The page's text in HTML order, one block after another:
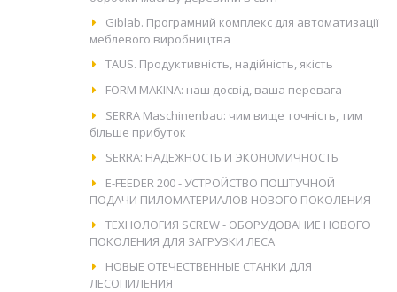
Giblab. Програмний комплекс для автоматизації
меблевого виробництва
TAUS. Продуктивність, надійність, якість
FORM MAKINA: наш досвід, ваша перевага
SERRA Maschinenbau: чим вище точність, тим
більше прибуток
SERRA: НАДЕЖНОСТЬ И ЭКОНОМИЧНОСТЬ
E-FEEDER 200 - УСТРОЙСТВО ПОШТУЧНОЙ
ПОДАЧИ ПИЛОМАТЕРИАЛОВ НОВОГО ПОКОЛЕНИЯ
ТЕХНОЛОГИЯ SCREW - ОБОРУДОВАНИЕ НОВОГО
ПОКОЛЕНИЯ ДЛЯ ЗАГРУЗКИ ЛЕСА
НОВЫЕ ОТЕЧЕСТВЕННЫЕ СТАНКИ ДЛЯ
ЛЕСОПИЛЕНИЯ